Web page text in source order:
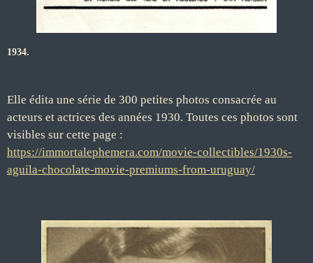
1934.
Elle édita une série de 300 petites photos consacrée au
acteurs et actrices des années 1930. Toutes ces photos sont
visibles sur cette page :
https://immortalephemera.com/movie-collectibles/1930s-
aguila-chocolate-movie-premiums-from-uruguay/